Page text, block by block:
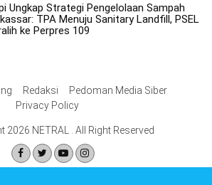
Ungkap Strategi Pengelolaan Sampah
TPA Menuju Sanitary Landfill, PSEL
ke Perpres 109
Redaksi
Pedoman Media Siber
Privacy Policy
2026 NETRAL . All Right Reserved